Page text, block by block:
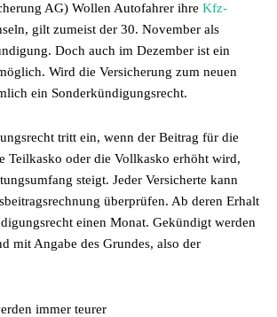
AG) Wollen Autofahrer ihre Kfz-
gilt zumeist der 30. November als
Doch auch im Dezember ist ein
Wird die Versicherung zum neuen
ein Sonderkündigungsrecht.
tritt ein, wenn der Beitrag für die
Teilkasko oder die Vollkasko erhöht wird,
steigt. Jeder Versicherte kann
überprüfen. Ab deren Erhalt
einen Monat. Gekündigt werden
mit Angabe des Grundes, also der
immer teurer